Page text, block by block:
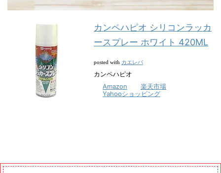
カンペハピオ シリコンラッカ
ースプレー ホワイト 420ML
posted with カエレバ
カンペハピオ
Amazon
楽天市場
Yahooショッピング